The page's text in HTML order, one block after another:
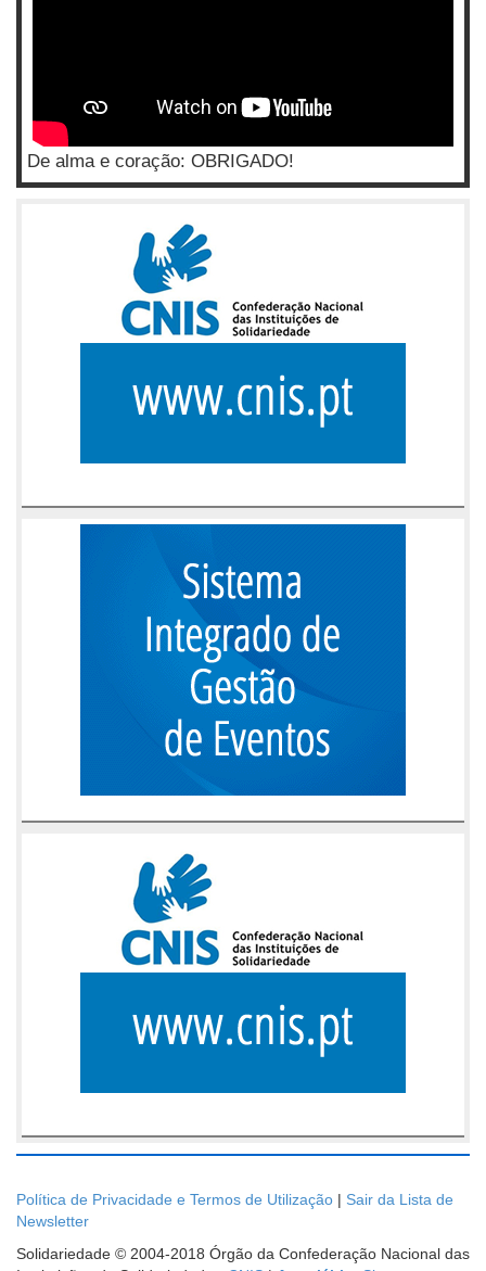
De alma e coração: OBRIGADO!
Política de Privacidade e Termos de Utilização | Sair da Lista de
Newsletter
Solidariedade © 2004-2018 Órgão da Confederação Nacional das